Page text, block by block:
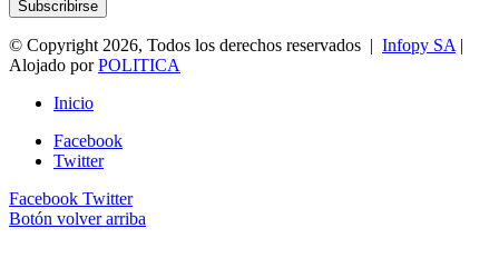
© Copyright 2026, Todos los derechos reservados | Infopy SA |
Alojado porPOLITICA
Inicio
Facebook
Twitter
Facebook Twitter
Botón volver arriba